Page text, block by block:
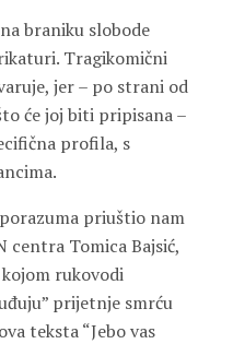
braniku slobode
Tragikomični
jer – po strani od
će joj biti pripisana –
profila, s
priuštio nam
centra Tomica Bajsić,
rukovodi
prijetnje smrću
teksta “Jebo vas